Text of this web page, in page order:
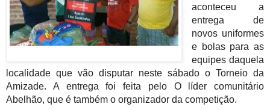
aconteceu a
entrega de
novos uniformes
e bolas para as
equipes daquela
localidade que vão disputar neste sábado o Torneio da
Amizade. A entrega foi feita pelo O
líder comunitário
Abelhão, que é também o organizador da competição.